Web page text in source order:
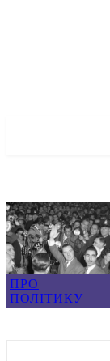
ПРО
ПОЛІТИКУ